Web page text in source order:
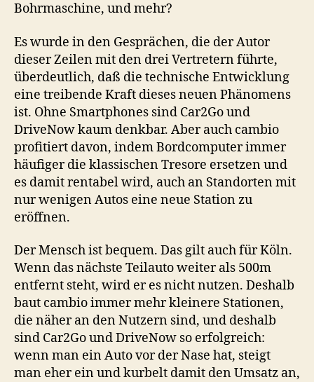
Bohrmaschine, und mehr?
Es wurde in den Gesprächen, die der Autor
dieser Zeilen mit den drei Vertretern führte,
überdeutlich, daß die technische Entwicklung
eine treibende Kraft dieses neuen Phänomens
ist. Ohne Smartphones sind Car2Go und
DriveNow kaum denkbar. Aber auch cambio
profitiert davon, indem Bordcomputer immer
häufiger die klassischen Tresore ersetzen und
es damit rentabel wird, auch an Standorten mit
nur wenigen Autos eine neue Station zu
eröffnen.
Der Mensch ist bequem. Das gilt auch für Köln.
Wenn das nächste Teilauto weiter als 500m
entfernt steht, wird er es nicht nutzen. Deshalb
baut cambio immer mehr kleinere Stationen,
die näher an den Nutzern sind, und deshalb
sind Car2Go und DriveNow so erfolgreich:
wenn man ein Auto vor der Nase hat, steigt
man eher ein und kurbelt damit den Umsatz an,